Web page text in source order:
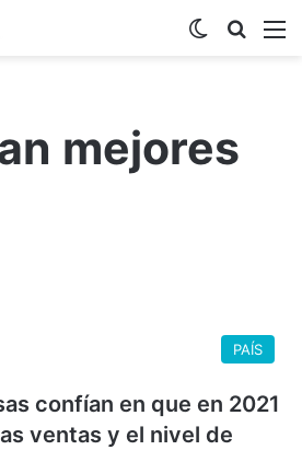
Buscar
Switch skin
mejores
PAÍS
confían en que en 2021
ventas y el nivel de